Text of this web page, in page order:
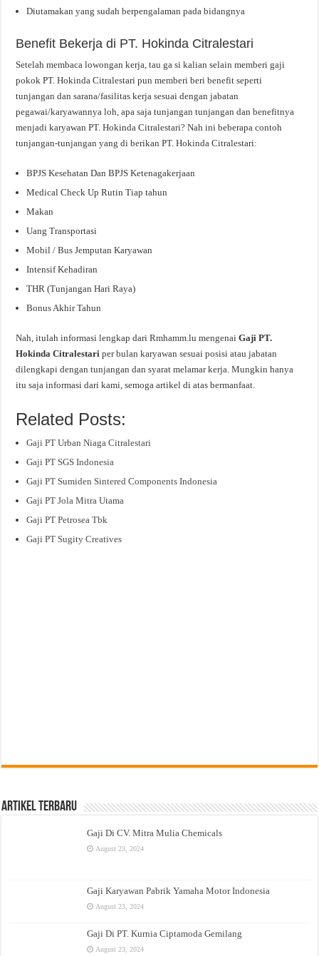
Diutamakan yang sudah berpengalaman pada bidangnya
Benefit Bekerja di PT. Hokinda Citralestari
Setelah membaca lowongan kerja, tau ga si kalian selain memberi gaji
pokok PT. Hokinda Citralestari pun memberi beri benefit seperti
tunjangan dan sarana/fasilitas kerja sesuai dengan jabatan
pegawai/karyawannya loh, apa saja tunjangan tunjangan dan benefitnya
menjadi karyawan PT. Hokinda Citralestari? Nah ini beberapa contoh
tunjangan-tunjangan yang di berikan PT. Hokinda Citralestari:
BPJS Kesehatan Dan BPJS Ketenagakerjaan
Medical Check Up Rutin Tiap tahun
Makan
Uang Transportasi
Mobil / Bus Jemputan Karyawan
Intensif Kehadiran
THR (Tunjangan Hari Raya)
Bonus Akhir Tahun
Nah, itulah informasi lengkap dari Rmhamm.lu mengenaiGaji PT.
Hokinda Citralestariper bulan karyawan sesuai posisi atau jabatan
dilengkapi dengan tunjangan dan syarat melamar kerja. Mungkin hanya
itu saja informasi dari kami, semoga artikel di atas bermanfaat.
Related Posts:
Gaji PT Urban Niaga Citralestari
Gaji PT SGS Indonesia
Gaji PT Sumiden Sintered Components Indonesia
Gaji PT Jola Mitra Utama
Gaji PT Petrosea Tbk
Gaji PT Sugity Creatives
Artikel Terbaru
Gaji Di CV. Mitra Mulia Chemicals
August 23, 2024
Gaji Karyawan Pabrik Yamaha Motor Indonesia
August 23, 2024
Gaji Di PT. Kurnia Ciptamoda Gemilang
August 23, 2024